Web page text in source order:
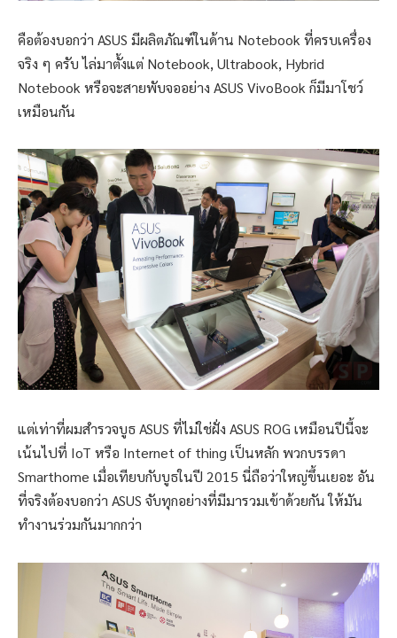
คือต้องบอกว่า ASUS มีผลิตภัณฑ์ในด้าน Notebook ที่ครบเครื่อง
จริง ๆ ครับ ไล่มาตั้งแต่ Notebook, Ultrabook, Hybrid
Notebook หรือจะสายพับจออย่าง ASUS VivoBook ก็มีมาโชว์
เหมือนกัน
แต่เท่าที่ผมสำรวจบูธ ASUS ที่ไม่ใช่ฝั่ง ASUS ROG เหมือนปีนี้จะ
เน้นไปที่ IoT หรือ Internet of thing เป็นหลัก พวกบรรดา
Smarthome เมื่อเทียบกับบูธในปี 2015 นี่ถือว่าใหญ่ขึ้นเยอะ อัน
ที่จริงต้องบอกว่า ASUS จับทุกอย่างที่มีมารวมเข้าด้วยกัน ให้มัน
ทำงานร่วมกันมากกว่า